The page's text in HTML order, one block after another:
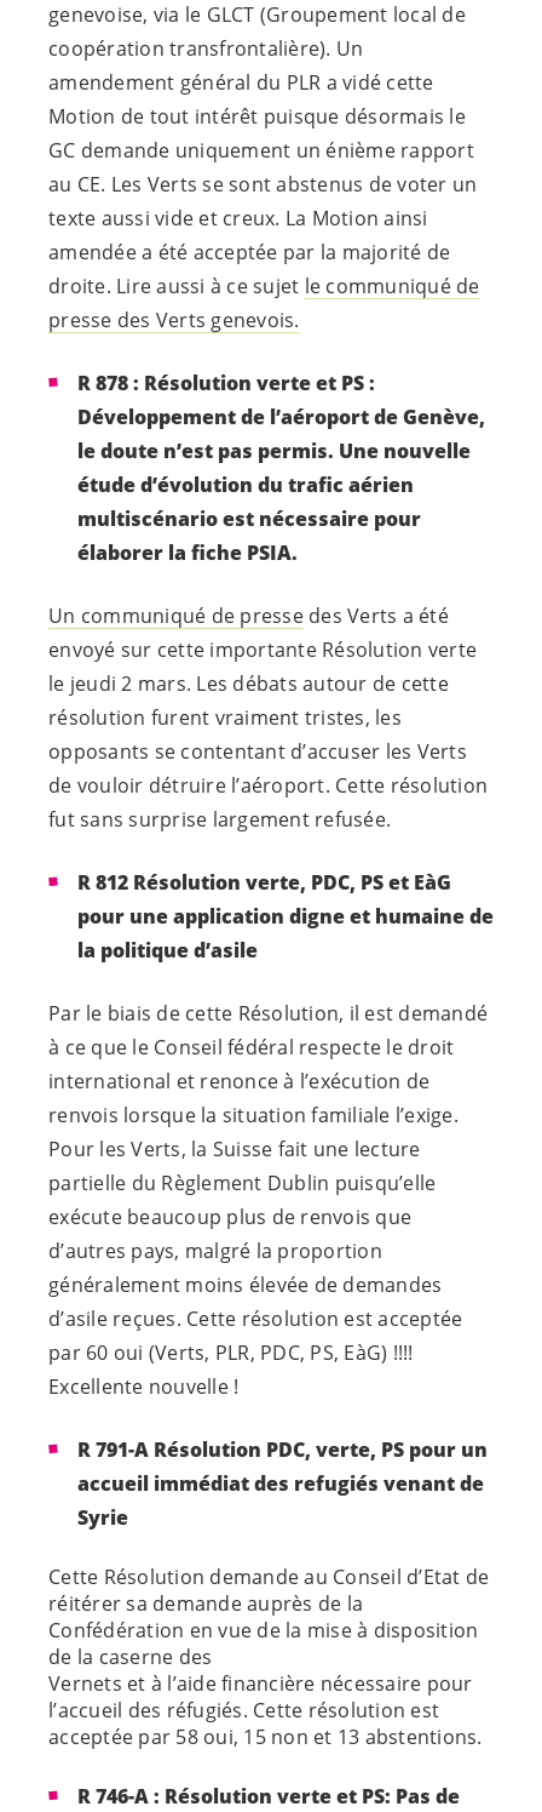
genevoise, via le GLCT (Groupement local de
coopération transfrontalière). Un
amendement général du PLR a vidé cette
Motion de tout intérêt puisque désormais le
GC demande uniquement un énième rapport
au CE. Les Verts se sont abstenus de voter un
texte aussi vide et creux. La Motion ainsi
amendée a été acceptée par la majorité de
droite. Lire aussi à ce sujet le communiqué de
presse des Verts genevois.
R 878 : Résolution verte et PS :
Développement de l’aéroport de Genève,
le doute n’est pas permis. Une nouvelle
étude d’évolution du trafic aérien
multiscénario est nécessaire pour
élaborer la fiche PSIA.
Un communiqué de pressedes Verts a été
envoyé sur cette importante Résolution verte
le jeudi 2 mars. Les débats autour de cette
résolution furent vraiment tristes, les
opposants se contentant d’accuser les Verts
de vouloir détruire l’aéroport. Cette résolution
fut sans surprise largement refusée.
R 812 Résolution verte, PDC, PS et EàG
pour une application digne et humaine de
la politique d’asile
Par le biais de cette Résolution, il est demandé
à ce que le Conseil fédéral respecte le droit
international et renonce à l’exécution de
renvois lorsque la situation familiale l’exige.
Pour les Verts, la Suisse fait une lecture
partielle du Règlement Dublin puisqu’elle
exécute beaucoup plus de renvois que
d’autres pays, malgré la proportion
généralement moins élevée de demandes
d’asile reçues. Cette résolution est acceptée
par 60 oui (Verts, PLR, PDC, PS, EàG) !!!!
Excellente nouvelle !
R 791-A Résolution PDC, verte, PS pour un
accueil immédiat des refugiés venant de
Syrie
Cette Résolution demande au Conseil d’Etat de
réitérer sa demande auprès de la
Confédération en vue de la mise à disposition
de la caserne des
Vernets et à l’aide financière nécessaire pour
l’accueil des réfugiés. Cette résolution est
acceptée par 58 oui, 15 non et 13 abstentions.
R 746-A : Résolution verte et PS: Pas de